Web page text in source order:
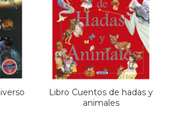
Libro Cuentos de hadas y
animales